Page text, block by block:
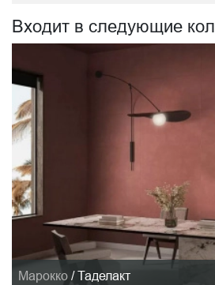
Входит в следующие
Марокко / Таделакт